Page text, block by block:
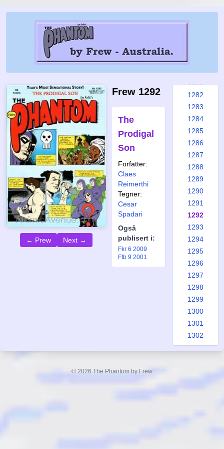
← Prew Next →
Frew 1292
The
Prodigal
Son
Forfatter:
Claes
Reimerthi
Tegner:
Cesar
Spadari
Også
publisert i:
Fkr 6 2009
Ftb 9 2001
1275
1276
1282
1283
1284
1285
1286
1287
1288
1289
1290
1291
1292
1293
1294
1295
1296
1297
1298
1299
1300
1301
1302
1303
© 2026 The Phantom by Frew